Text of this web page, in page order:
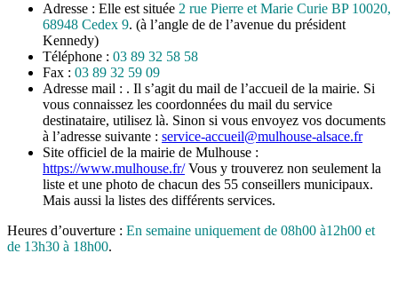
Adresse : Elle est située 2 rue Pierre et Marie Curie BP 10020,
68948 Cedex 9. (à l’angle de de l’avenue du président
Kennedy)
Téléphone : 03 89 32 58 58
Fax : 03 89 32 59 09
Adresse mail : . Il s’agit du mail de l’accueil de la mairie. Si
vous connaissez les coordonnées du mail du service
destinataire, utilisez là. Sinon si vous envoyez vos documents
à l’adresse suivante : service-accueil@mulhouse-alsace.fr
Site officiel de la mairie de Mulhouse :
https://www.mulhouse.fr/Vous y trouverez non seulement la
liste et une photo de chacun des 55 conseillers municipaux.
Mais aussi la listes des différents services.
Heures d’ouverture : En semaine uniquement de 08h00 à12h00 et
de 13h30 à 18h00.